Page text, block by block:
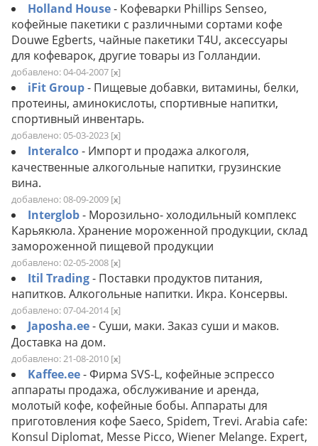
Holland House- Кофеварки Phillips Senseo,
кофейные пакетики с различными сортами кофе
Douwe Egberts, чайные пакетики T4U, аксессуары
для кофеварок, другие товары из Голландии.
добавлено: 04-04-2007 [x]
iFit Group- Пищевые добавки, витамины, белки,
протеины, аминокислоты, спортивные напитки,
спортивный инвентарь.
добавлено: 05-03-2023 [x]
Interalco- Импорт и продажа алкоголя,
качественные алкогольные напитки, грузинские
вина.
добавлено: 08-09-2009 [x]
Interglob- Морозильно- холодильный комплекс
Карьякюла. Хранение мороженной продукции, склад
замороженной пищевой продукции
добавлено: 02-05-2008 [x]
Itil Trading- Поставки продуктов питания,
напитков. Алкогольные напитки. Икра. Консервы.
добавлено: 07-04-2014 [x]
Japosha.ee- Суши, маки. Заказ суши и маков.
Доставка на дом.
добавлено: 21-08-2010 [x]
Kaffee.ee- Фирма SVS-L, кофейные эспрессо
аппараты продажа, обслуживание и аренда,
молотый кофе, кофейные бобы. Аппараты для
приготовления кофе Saeco, Spidem, Trevi. Arabia cafe:
Konsul Diplomat, Messe Picco, Wiener Melange. Expert,